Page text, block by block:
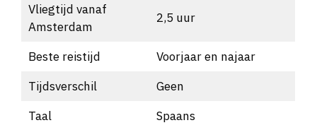
Vliegtijd vanaf
Amsterdam
2,5 uur
Beste reistijd
Voorjaar en najaar
Tijdsverschil
Geen
Taal
Spaans